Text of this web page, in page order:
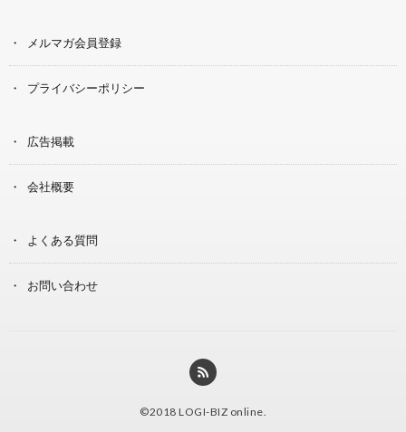
メルマガ会員登録
プライバシーポリシー
広告掲載
会社概要
よくある質問
お問い合わせ
©2018 LOGI-BIZ online